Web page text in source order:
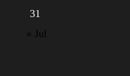
31
« Jul